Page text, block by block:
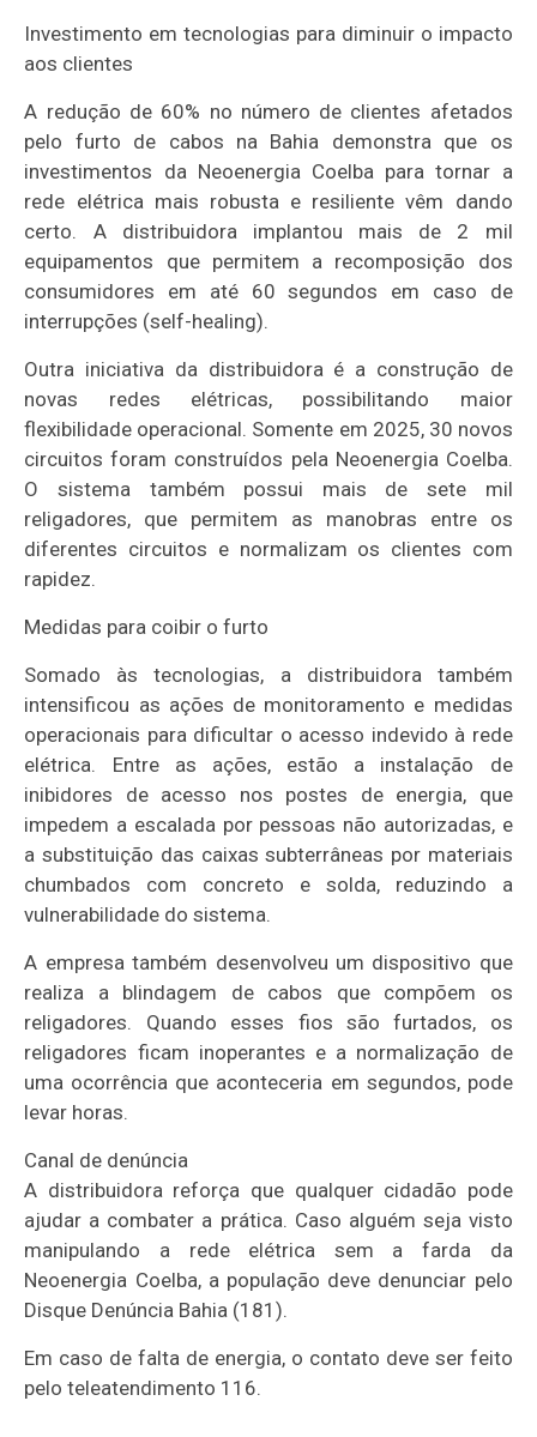
Investimento em tecnologias para diminuir o impacto
aos clientes
A redução de 60% no número de clientes afetados
pelo furto de cabos na Bahia demonstra que os
investimentos da Neoenergia Coelba para tornar a
rede elétrica mais robusta e resiliente vêm dando
certo. A distribuidora implantou mais de 2 mil
equipamentos que permitem a recomposição dos
consumidores em até 60 segundos em caso de
interrupções (self-healing).
Outra iniciativa da distribuidora é a construção de
novas redes elétricas, possibilitando maior
flexibilidade operacional. Somente em 2025, 30 novos
circuitos foram construídos pela Neoenergia Coelba.
O sistema também possui mais de sete mil
religadores, que permitem as manobras entre os
diferentes circuitos e normalizam os clientes com
rapidez.
Medidas para coibir o furto
Somado às tecnologias, a distribuidora também
intensificou as ações de monitoramento e medidas
operacionais para dificultar o acesso indevido à rede
elétrica. Entre as ações, estão a instalação de
inibidores de acesso nos postes de energia, que
impedem a escalada por pessoas não autorizadas, e
a substituição das caixas subterrâneas por materiais
chumbados com concreto e solda, reduzindo a
vulnerabilidade do sistema.
A empresa também desenvolveu um dispositivo que
realiza a blindagem de cabos que compõem os
religadores. Quando esses fios são furtados, os
religadores ficam inoperantes e a normalização de
uma ocorrência que aconteceria em segundos, pode
levar horas.
Canal de denúncia
A distribuidora reforça que qualquer cidadão pode
ajudar a combater a prática. Caso alguém seja visto
manipulando a rede elétrica sem a farda da
Neoenergia Coelba, a população deve denunciar pelo
Disque Denúncia Bahia (181).
Em caso de falta de energia, o contato deve ser feito
pelo teleatendimento 116.